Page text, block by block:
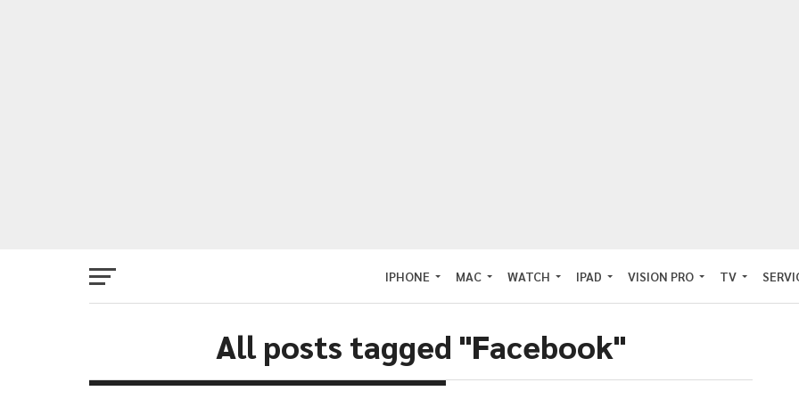
IPHONE MAC WATCH IPAD VISION PRO TV
All posts tagged "Facebook"